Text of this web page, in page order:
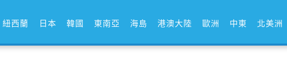
紐西蘭 日本 韓國 東南亞 海島 港澳大陸 歐洲 中東 北美洲